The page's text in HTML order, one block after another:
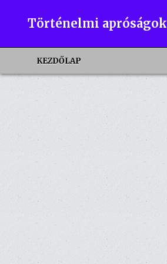
contentTörténelmi apróságok
KEZDŐLAP